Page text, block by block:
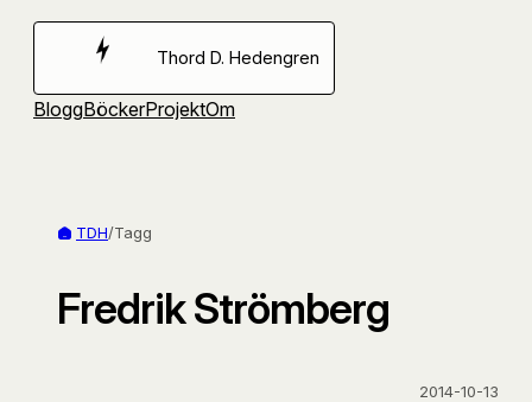
Hoppa
Thord D. Hedengren
BloggBöckerProjektOm
TDH/Tagg
Fredrik Strömberg
2014-10-13